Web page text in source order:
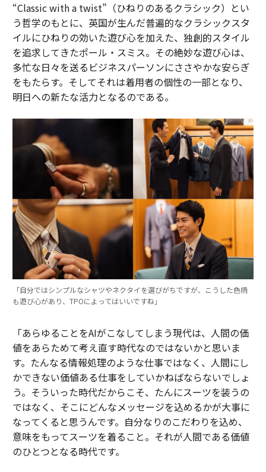
“Classic with a twist”（ひねりのあるクラシック）とい
う哲学のもとに、英国が生んだ普遍的なクラシックスタ
イルにひねりの効いた遊び心を加えた、独創的スタイル
を追求してきたポール・スミス。その絶妙な遊び心は、
多忙な日々を送るビジネスパーソンにささやかな安らぎ
をもたらす。そしてそれは着用者の個性の一部となり、
明日への新たな活力となるのである。
「自分ではシンプルなシャツやネクタイを選びがちですが、こうした色柄
も遊び心があり、TPOによってはいいですね」
「あらゆることをAIがこなしてしまう現代は、人間の価
値をあらためて考え直す時代なのではないかと思いま
す。たんなる情報処理のような仕事ではなく、人間にし
かできない価値ある仕事をしていかねばならないでしょ
う。そういった時代だからこそ、たんにスーツを装うの
ではなく、そこにどんなメッセージを込めるかが大事に
なってくると思うんです。自分なりのこだわりを込め、
意味をもってスーツを着ること。それが人間である価値
のひとつとなる時代です。